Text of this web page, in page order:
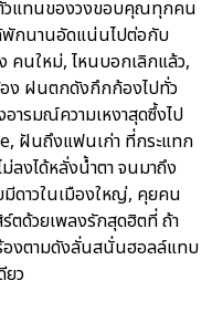
วแทนของวงขอบคุณทุกคน
พักนานอัดแน่นไปต่อกับ
นใหม่, ไหนบอกเลิกแล้ว,
อง ฝนตกดังกึกก้องไปทั่ว
อารมณ์ความเหงาสุดซึ้งไป
ฝันถึงแฟนเก่า ที่กระแทก
ลงได้หลั่งน้ำตา จนมาถึง
ดาวในเมืองใหญ่, คุยคน
ร์ตด้วยเพลงรักสุดฮิตที่ ถ้า
องตามดังลั่นสนั่นฮอลล์แทบ
ยว